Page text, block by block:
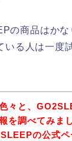
の商品はかな
いる人は一度
々と、
を調べてみま
の公式ペ